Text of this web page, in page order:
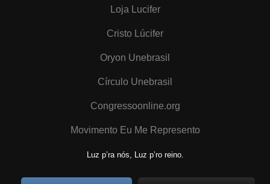
Loja Lucifer
Cristo Lúcifer
Oryon Unebrasil
Círculo Unebrasil
Congressoonline.org
Movimento Eu Me Represento
Luz p’ra nós, Luz p’ro reino.